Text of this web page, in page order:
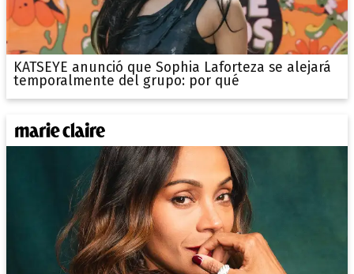
KATSEYE anunció que Sophia Laforteza se alejará
temporalmente del grupo: por qué